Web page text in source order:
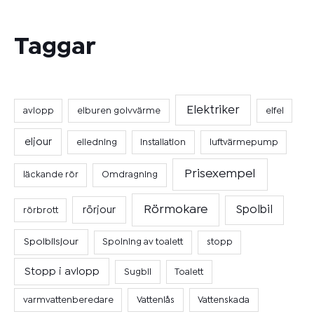
Taggar
avlopp elburen golvvärme Elektriker elfel
eljour elledning Installation luftvärmepump
läckande rör Omdragning Prisexempel
rörbrott rörjour Rörmokare Spolbil
Spolbilsjour Spolning av toalett stopp
Stopp i avlopp Sugbil Toalett
varmvattenberedare Vattenlås Vattenskada